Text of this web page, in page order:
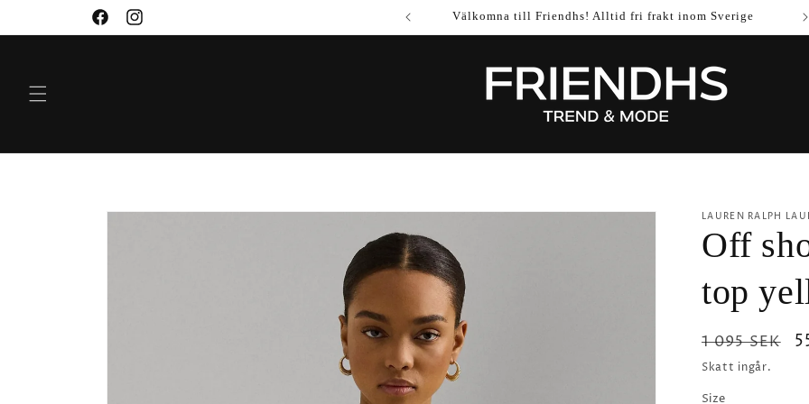
FacebookInstagram
Välkomna till Friendhs! Alltid fri frakt inom Sverige
LAUREN RALPH
Off
top
Ordinarie
pris
1 095 SEK
Skatt ingår.
Size